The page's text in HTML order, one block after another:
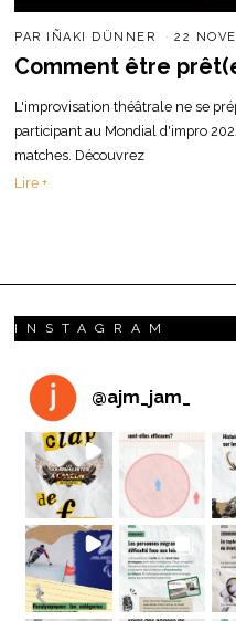
PAR IÑAKI DÜNNER 22
Comment être
L'improvisation théâtrale ne se
participant au Mondial d'impro
matches. Découvrez
Lire +
INSTAGRAM
@ajm_jam_